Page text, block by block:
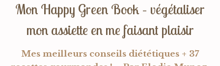
Mon Happy Green Book – végétaliser
mon assiette en me faisant plaisir
Mes meilleurs conseils diététiques + 37